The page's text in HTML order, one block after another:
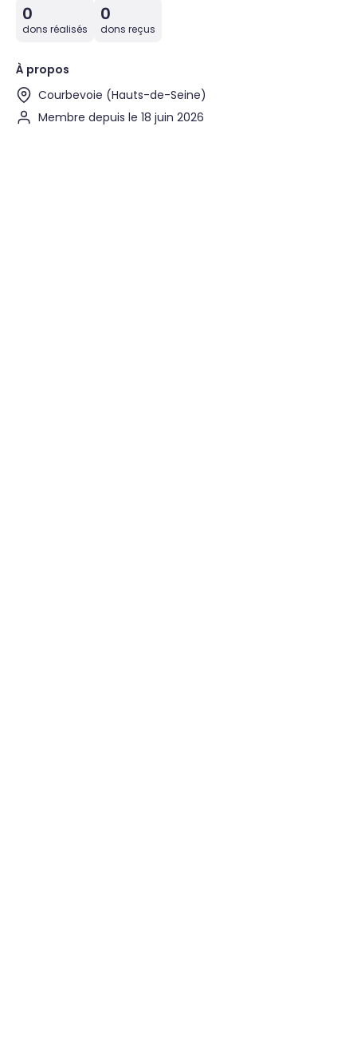
0
dons réalisés
0
dons reçus
À propos
Courbevoie (Hauts-de-Seine)
Membre depuis le 18 juin 2026